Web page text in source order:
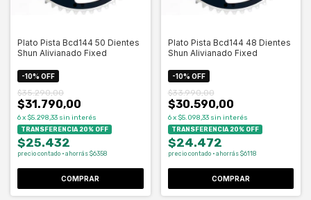
Plato Pista Bcd144 50 Dientes
Shun Alivianado Fixed
-10% OFF
$31.790,00
$35.290,00
6x $5.298,33 sin interés
TRANSFERENCIA 20% OFF
$25.432
precio contado · ahorrás $6358
Plato Pista Bcd144 48 Dientes
Shun Alivianado Fixed
-10% OFF
$30.590,00
$33.990,00
6 x $5.098,33 sin interés
TRANSFERENCIA 20% OFF
$24.472
precio contado · ahorrás $6118